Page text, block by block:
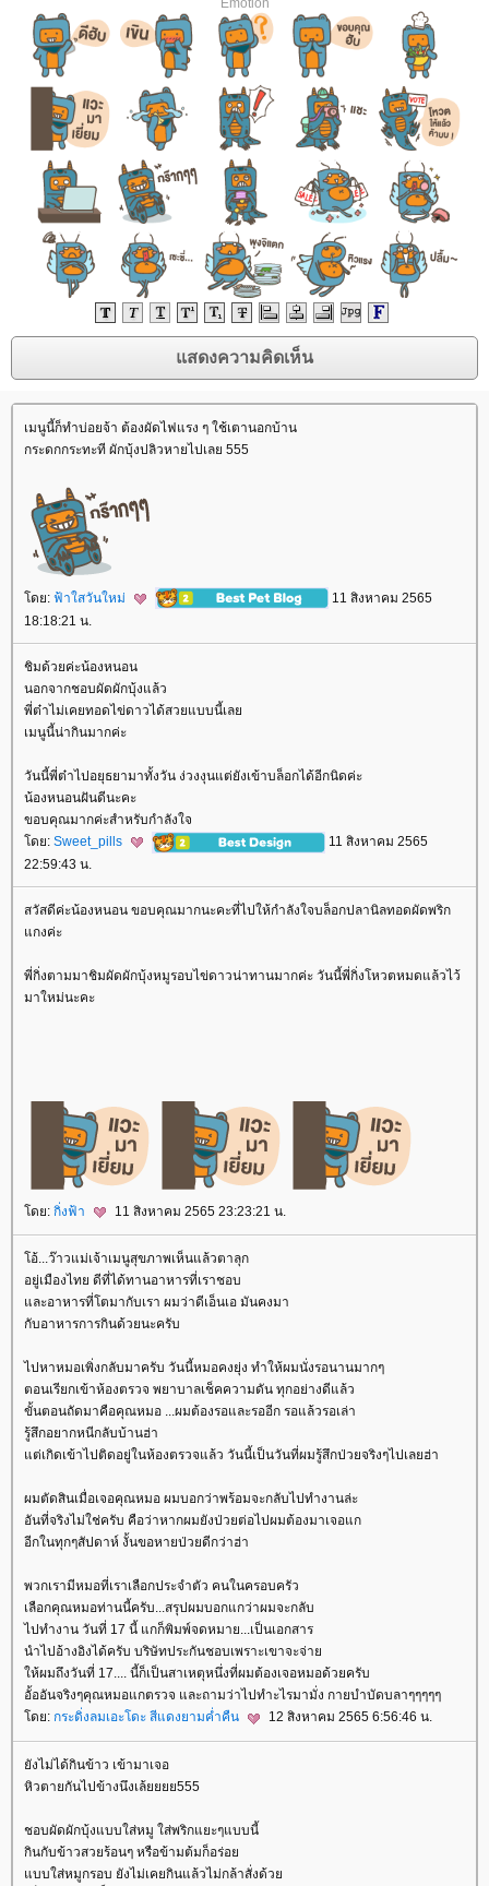
เมนูนี้ก็ทำบ่อยจ้า ต้องผัดไฟแรง ๆ ใช้เตานอกบ้าน
กระดกกระทะที ผักบุ้งปลิวหายไปเลย 555
ดย: ฟ้าใสวันใหม่
11 สิงหาคม 2565
18:18:21 น.
ชิมด้วยค่ะน้องหนอน
นอกจากชอบผัดผักบุ้งแล้ว
พี่ต๋าไม่เคยทอดไข่ดาวได้สวยแบบนี้เล
เมนูนี้น่ากินมากค่ะ
วันนี้พี่ต๋าไปอยุธยามาทั้งวัน ง่วงงุนแต่ยังเข้าบล็อกได้อีกนิดค่ะ
น้องหนอนฝันดีนะคะ
ขอบคุณมากค่ะสำหรับกำลังใจ
ดย: Sweet_pills
11 สิงหาคม 2565
22:59:43 น.
สวัสดีค่ะน้องหนอน ขอบคุณมากนะคะที่ไปให้กำลังใจบล็อกปลานิลทอดผัดพริก
กงค่ะ
พี่กิ่งตามมาชิมผัดผักบุ้งหมูรอบไข่ดาวน่าทานมากค่ะ วันนี้พี่กิ่งโหวตหมดแล้วไว้
มาใหม่นะคะ
ดย: กิ่งฟ้า 11 สิงหาคม 2565 23:23:21 น.
อ้...ว๊าวแม่เจ้าเมนูสุขภาพเห็นแล้วตาลุก
อยู่เมืองไทย ดีที่ได้ทานอาหารที่เราชอบ
ละอาหารที่โตมากับเรา ผมว่าดีเอ็นเอ มันคงมา
กับอาหารการกินด้วยนะครับ
ไปหาหมอเพิ่งกลับมาครับ วันนี้หมอคงยุ่ง ทำให้ผมนั่งรอนานมากๆ
ตอนเรียกเข้าห้องตรวจ พยาบาลเช็คความดัน ทุกอย่างดีแล้ว
ขั้นตอนถัดมาคือคุณหมอ ...ผมต้องรอและรออีก รอแล้วรอเล่า
รู้สึกอยากหนีกลับบ้านฮ่า
ต่เกิดเข้าไปติดอยู่ในห้องตรวจแล้ว วันนี้เป็นวันที่ผมรู้สึกป่วยจริงๆไปเลยฮ่า
ผมตัดสินเมื่อเจอคุณหมอ ผมบอกว่าพร้อมจะกลับไปทำงานล่ะ
อันที่จริงไม่ใช่ครับ คือว่าหากผมยังป่วยต่อไปผมต้องมาเจอแก
อีกในทุกๆสัปดาห์ งั้นขอหายป่วยดีกว่าฮ่า
พวกเรามีหมอที่เราเลือกประจำตัว คนในครอบครัว
เลือกคุณหมอท่านนี้ครับ...สรุปผมบอกแกว่าผมจะกลับ
ไปทำงาน วันที่ 17 นี้ แกก็พิมพ์จดหมาย...เป็นเอกสาร
นำไปอ้างอิงได้ครับ บริษัทประกันชอบเพราะเขาจะจ่า
ห้ผมถึงวันที่ 17.... นี้ก็เป็นสาเหตุหนึ่งที่ผมต้องเจอหมอด้วยครับ
อั้ออันจริงๆคุณหมอแกตรวจ และถามว่าไปทำะไรมามั่ง กายบำบัดบลาๆๆๆๆๆ
ดย: กระดิ่งลมเอะโดะ สีแดงยามค่ำคืน 12 สิงหาคม 2565 6:56:46 น.
ังไม่ได้กินข้าว เข้ามาเจอ
หิวตายกันไปข้างนึงเล้ยยยย555
ชอบผัดผักบุ้งแบบใส่หมู ใส่พริกแยะๆแบบนี้
กินกับข้าวสวยร้อนๆ หรือข้ามต้มก็อร่อ
บบใส่หมูกรอบ ยังไม่เคยกินแล้วไม่กล้าสั่งด้ว